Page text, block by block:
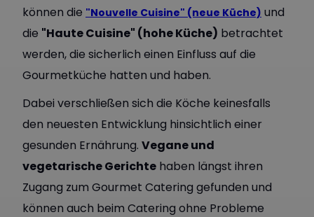
können die "Nouvelle Cuisine" (neue Küche) und
die "Haute Cuisine" (hohe Küche) betrachtet
werden, die sicherlich einen Einfluss auf die
Gourmetküche hatten und haben.
Dabei verschließen sich die Köche keinesfalls
den neuesten Entwicklung hinsichtlich einer
gesunden Ernährung. Vegane und
vegetarische Gerichte haben längst ihren
Zugang zum Gourmet Catering gefunden und
können auch beim Catering ohne Probleme